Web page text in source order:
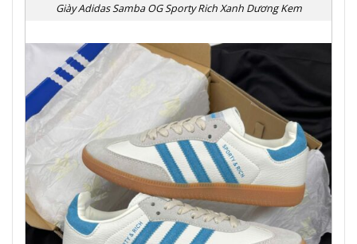
Giày Adidas Samba OG Sporty Rich Xanh Dương Kem